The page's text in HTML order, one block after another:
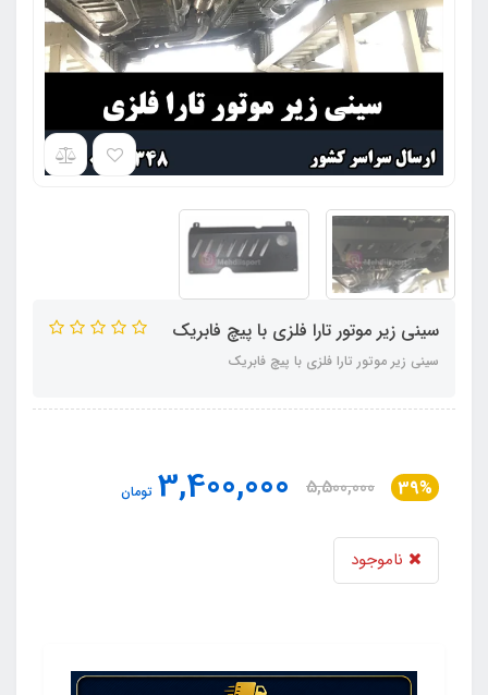
سینی زیر موتور تارا فلزی با پیچ فابریک
سینی زیر موتور تارا فلزی با پیچ فابریک
39%
5,500,000
3,400,000 تومان
ناموجود